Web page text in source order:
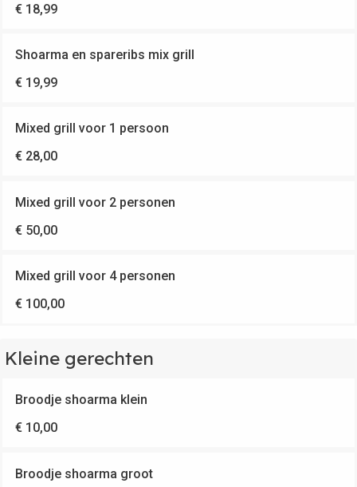
€ 18,99
Shoarma en spareribs mix grill
€ 19,99
Mixed grill voor 1 persoon
€ 28,00
Mixed grill voor 2 personen
€ 50,00
Mixed grill voor 4 personen
€ 100,00
Kleine gerechten
Broodje shoarma klein
€ 10,00
Broodje shoarma groot